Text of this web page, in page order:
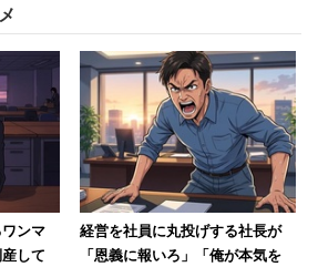
を拾うことは、実質的に「何も選ん
てしまいます。
戦略的に「捨てる」勇気を持ってい
「何をやるか」の議論の前に、「私
以上割くべきでないものは何か」を
お勧めです。捨てるものが決まれ
集中力は劇的に高まっていきます。
ンマ
して
経営を社員に丸投げする社長が
「恩義に報いろ」「俺が本気を